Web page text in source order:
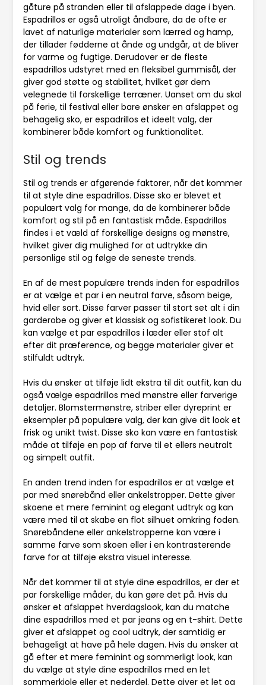
gåture på stranden eller til afslappede dage i byen.
Espadrillos er også utroligt åndbare, da de ofte er
lavet af naturlige materialer som lærred og hamp,
der tillader fødderne at ånde og undgår, at de bliver
for varme og fugtige. Derudover er de fleste
espadrillos udstyret med en fleksibel gummisål, der
giver god støtte og stabilitet, hvilket gør dem
velegnede til forskellige terræner. Uanset om du skal
på ferie, til festival eller bare ønsker en afslappet og
behagelig sko, er espadrillos et ideelt valg, der
kombinerer både komfort og funktionalitet.
Stil og trends
Stil og trends er afgørende faktorer, når det kommer
til at style dine espadrillos. Disse sko er blevet et
populært valg for mange, da de kombinerer både
komfort og stil på en fantastisk måde. Espadrillos
findes i et væld af forskellige designs og mønstre,
hvilket giver dig mulighed for at udtrykke din
personlige stil og følge de seneste trends.
En af de mest populære trends inden for espadrillos
er at vælge et par i en neutral farve, såsom beige,
hvid eller sort. Disse farver passer til stort set alt i din
garderobe og giver et klassisk og sofistikeret look. Du
kan vælge et par espadrillos i læder eller stof alt
efter dit præference, og begge materialer giver et
stilfuldt udtryk.
Hvis du ønsker at tilføje lidt ekstra til dit outfit, kan du
også vælge espadrillos med mønstre eller farverige
detaljer. Blomstermønstre, striber eller dyreprint er
eksempler på populære valg, der kan give dit look et
frisk og unikt twist. Disse sko kan være en fantastisk
måde at tilføje en pop af farve til et ellers neutralt
og simpelt outfit.
En anden trend inden for espadrillos er at vælge et
par med snørebånd eller ankelstropper. Dette giver
skoene et mere feminint og elegant udtryk og kan
være med til at skabe en flot silhuet omkring foden.
Snørebåndene eller ankelstropperne kan være i
samme farve som skoen eller i en kontrasterende
farve for at tilføje ekstra visuel interesse.
Når det kommer til at style dine espadrillos, er der et
par forskellige måder, du kan gøre det på. Hvis du
ønsker et afslappet hverdagslook, kan du matche
dine espadrillos med et par jeans og en t-shirt. Dette
giver et afslappet og cool udtryk, der samtidig er
behageligt at have på hele dagen. Hvis du ønsker at
gå efter et mere feminint og sommerligt look, kan
du vælge at style dine espadrillos med en let
sommerkjole eller et nederdel. Dette giver et let og